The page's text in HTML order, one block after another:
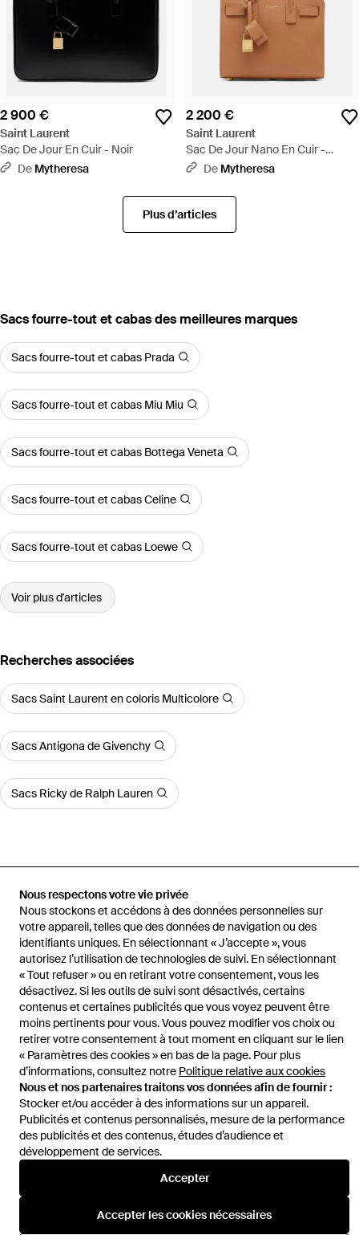
Nous respectons votre vie privée
Nous stockons et accédons à des données personnelles sur
votre appareil, telles que des données de navigation ou des
identifiants uniques. En sélectionnant « J’accepte », vous
autorisez l’utilisation de technologies de suivi. En sélectionnant
« Tout refuser » ou en retirant votre consentement, vous les
désactivez. Si les outils de suivi sont désactivés, certains
contenus et certaines publicités que vous voyez peuvent être
moins pertinents pour vous. Vous pouvez modifier vos choix ou
retirer votre consentement à tout moment en cliquant sur le lien
« Paramètres des cookies » en bas de la page. Pour plus
d’informations, consultez notre Politique relative aux cookies
Nous et nos partenaires traitons vos données afin de fournir :
Stocker et/ou accéder à des informations sur un appareil.
Publicités et contenus personnalisés, mesure de la performance
des publicités et des contenus, études d’audience et
développement de services.
Accepter
Accepter les cookies nécessaires
2 900 €
Saint Laurent
Sac De Jour En Cuir - Noir
De Mytheresa
2 200 €
Saint Laurent
Sac De Jour Nano En Cuir -
Marron
De Mytheresa
Plus d’articles
‪Sacs fourre-tout et cabas‬ des meilleures marques
Sacs fourre-tout et cabas Prada
Sacs fourre-tout et cabas Miu Miu
Sacs fourre-tout et cabas Bottega Veneta
Sacs fourre-tout et cabas Celine
Sacs fourre-tout et cabas Loewe
Voir plus d'articles
Recherches associées
Sacs Saint Laurent en coloris Multicolore
Sacs Antigona de Givenchy
Sacs Ricky de Ralph Lauren
Accueil Sacs fourre-tout et cabas femme
cabas Saint Laurent
Sac De Jour En Cuir Embossé Crocodile
Aide et infos